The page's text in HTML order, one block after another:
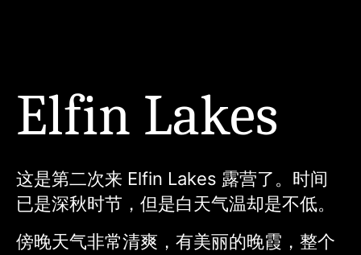
Elfin Lakes
这是第二次来 Elfin Lakes 露营了。时间
已是深秋时节，但是白天气温却是不低。
傍晚天气非常清爽，有美丽的晚霞，整个